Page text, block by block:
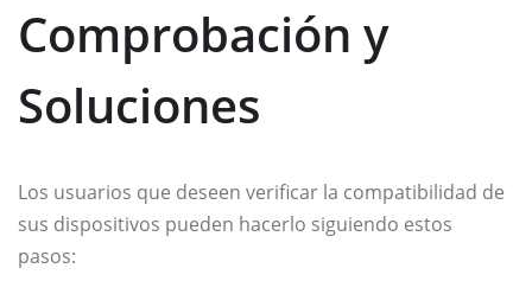
Comprobación y
Soluciones
Los usuarios que deseen verificar la compatibilidad de
sus dispositivos pueden hacerlo siguiendo estos
pasos: